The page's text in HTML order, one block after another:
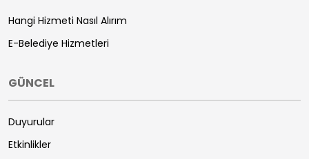
Hangi Hizmeti Nasıl Alırım
E-Belediye Hizmetleri
GÜNCEL
Duyurular
Etkinlikler